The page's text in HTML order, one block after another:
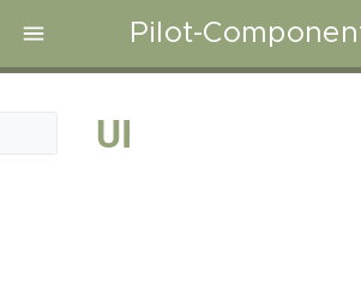
Pilot-
UI